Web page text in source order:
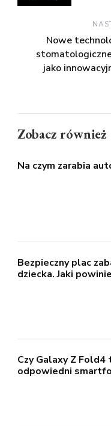
Nowe
jako
Zobacz również
Na czym zarabia
Bezpieczny plac
dziecka. Jaki
Czy Galaxy Z Fold4
odpowiedni